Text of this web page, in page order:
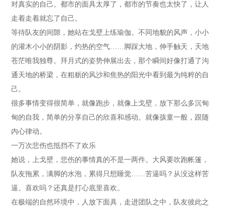
对真实的自己。都市的面具太厚了，都市的节奏也太快了，让人
走着走着就忘了自己。
等待队友的间隙，她站在戈壁上练瑜伽。不同地貌的风声，小小
的灌木小小的阴影，灼热的空气……脚踩大地，伸手触天，天地
苍茫唯我独尊。拜月式的姿势伸展出去，那个瞬间好像打通了沟
通天地的桥梁，在粗粝的风沙和焦热的阳光中看到最为纯粹的自
己。
很多事情变得很简单，就像跑步，就像上戈壁，放下那么多沉甸
甸的自我，简单的分享自己的欣喜和感动。就像孩童一般，跟随
内心律动。
一万次悲伤也抵挡不了欢乐
她说，上戈壁，悲伤的事情真的不是一两件。大风要吹跑帐篷，
队友拖累，满脚的水泡，累得只想睡觉……苦逼吗？从没这样苦
逼。喜欢吗？还真是打心底里喜欢。
在极端的自然环境中，人放下面具，走进团队之中，队友彼此之